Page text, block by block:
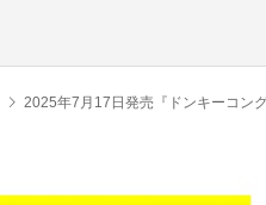
2025年7月17日発売『ドンキーコン